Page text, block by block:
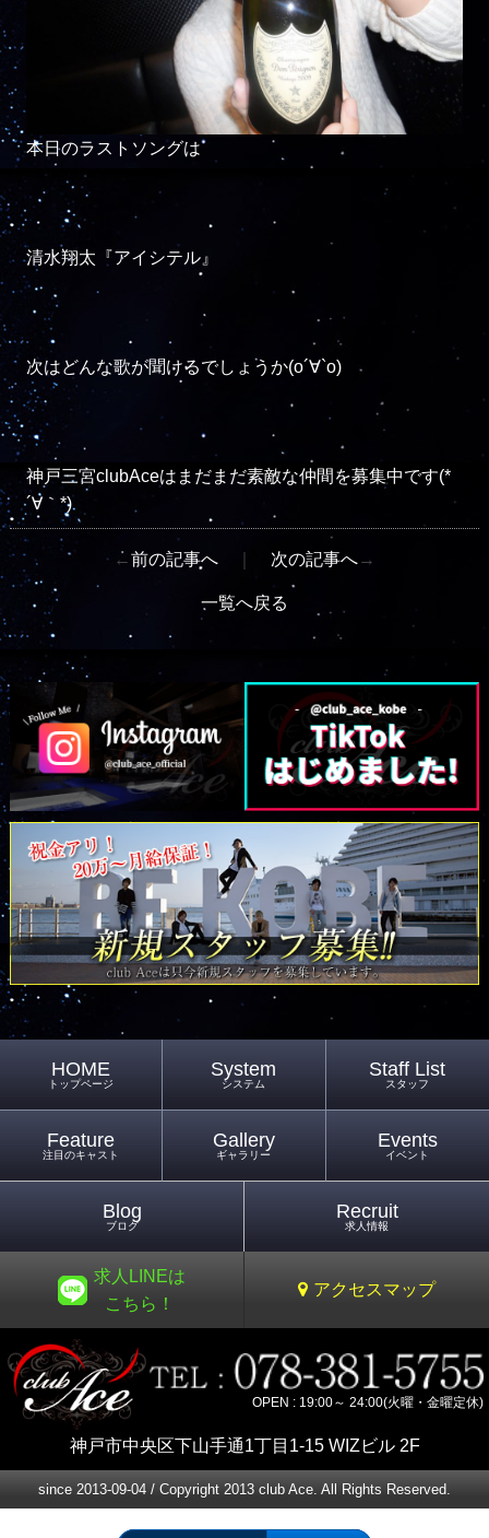
本日のラストソングは
清水翔太『アイシテル』
次はどんな歌が聞けるでしょうか(о´∀`о)
神戸三宮clubAceはまだまだ素敵な仲間を募集中です(*
´∀｀*)
←前の記事へ 次の記事へ→
一覧へ戻る
HOME
トップページ
System
システム
Staff List
スタッフ
Feature
注目のキャスト
Gallery
ギャラリー
Events
イベント
Blog
ブログ
Recruit
求人情報
求人LINEは
こちら！
アクセスマップ
OPEN : 19:00～ 24:00(火曜・金曜定休)
神戸市中央区下山手通1丁目1-15 WIZビル 2F
since 2013-09-04 / Copyright 2013 club Ace. All Rights Reserved.